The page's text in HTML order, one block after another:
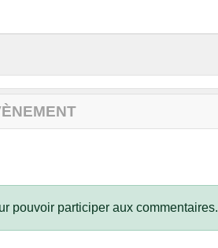
pouvoir participer aux commentaires.